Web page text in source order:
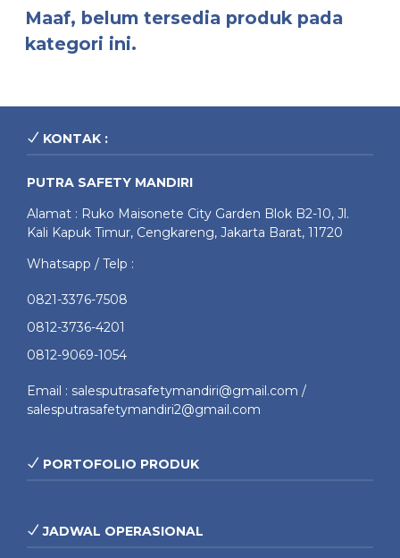
Maaf, belum tersedia produk pada
kategori ini.
KONTAK :
PUTRA SAFETY MANDIRI
Alamat : Ruko Maisonete City Garden Blok B2-10, Jl.
Kali Kapuk Timur, Cengkareng, Jakarta Barat, 11720
Whatsapp / Telp :
0821-3376-7508
0812-3736-4201
0812-9069-1054
Email : salesputrasafetymandiri@gmail.com /
salesputrasafetymandiri2@gmail.com
PORTOFOLIO PRODUK
JADWAL OPERASIONAL